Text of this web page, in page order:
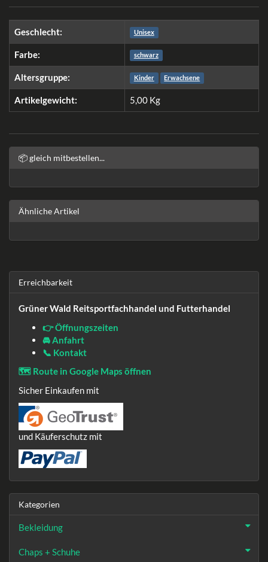
Geschlecht: Unisex
Farbe: schwarz
Altersgruppe: Kinder Erwachsene
Artikelgewicht: 5,00 Kg
📦 gleich mitbestellen...
Ähnliche Artikel
Erreichbarkeit
Grüner Wald Reitsportfachhandel und Futterhandel
👉 Öffnungszeiten
🚘 Anfahrt
📞 Kontakt
🗺️ Route in Google Maps öffnen
Sicher Einkaufen mit
und Käuferschutz mit
Kategorien
Bekleidung
Chaps + Schuhe